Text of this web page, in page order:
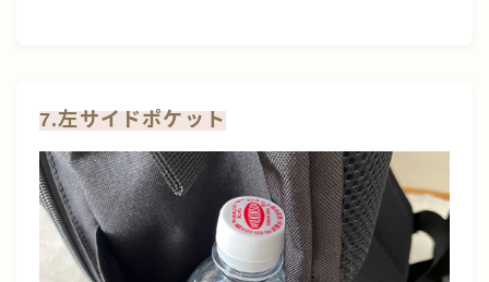
7.左サイドポケット